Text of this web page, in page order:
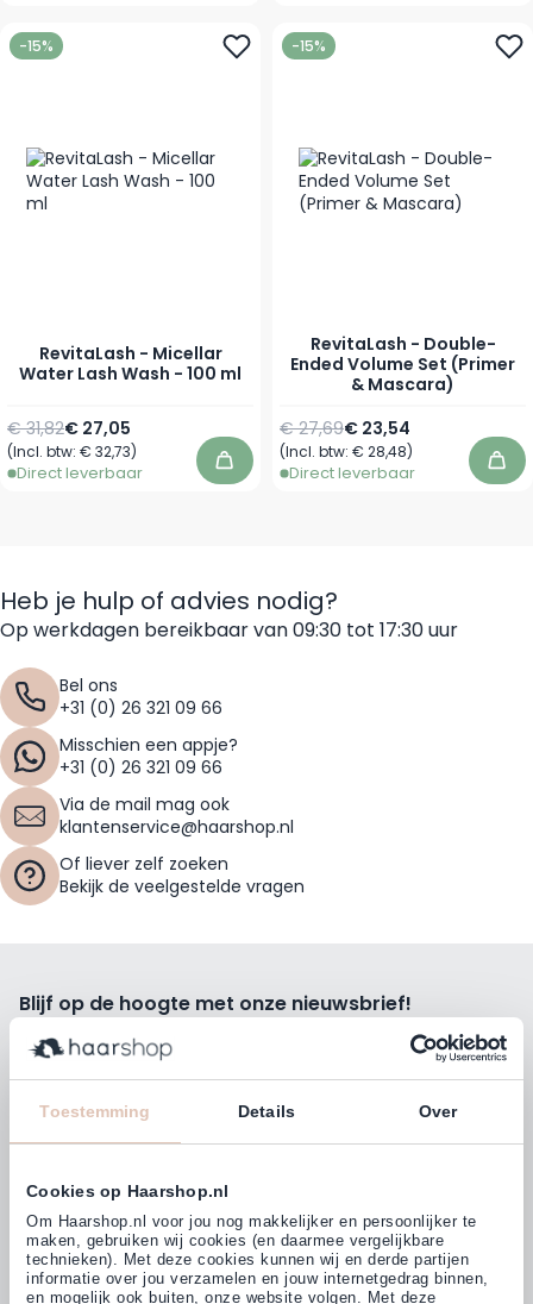
Toestemming Details Over
Cookies op Haarshop.nl
Om Haarshop.nl voor jou nog makkelijker en persoonlijker te
maken, gebruiken wij cookies (en daarmee vergelijkbare
technieken). Met deze cookies kunnen wij en derde partijen
informatie over jou verzamelen en jouw internetgedrag binnen,
en mogelijk ook buiten, onze website volgen. Met deze
-15%
RevitaLash - Micellar
Water Lash Wash - 100 ml
Speciale prijs
€ 27,05
Normale prijs
€ 31,82
(Incl. btw: € 32,73)
Direct leverbaar In winkelwagen
-15%
RevitaLash - Double-
Ended Volume Set (Primer
& Mascara)
Speciale prijs
€ 23,54
Normale prijs
€ 27,69
(Incl. btw: € 28,48)
Direct leverbaar In
Heb je hulp of advies nodig?
Op werkdagen bereikbaar van 09:30 tot 17:30 uur
Bel ons
+31 (0) 26 321 09 66
Misschien een appje?
+31 (0) 26 321 09 66
Via de mail mag ook
klantenservice@haarshop.nl
Of liever zelf zoeken
Bekijk de veelgestelde vragen
Blijf op de hoogte met onze nieuwsbrief!
Ontvang wekelijks de beste kortingsacties, tips en nieuws
rechtstreeks in jou e-mailbox.
E-mailadres
Inschrijven
Volg ons
Klanten beoordelen ons met